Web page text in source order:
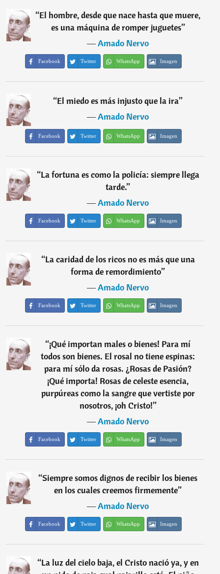
“El hombre, desde que nace hasta que muere,
es una máquina de romper juguetes”
―Amado Nervo
Facebook Twitter WhatsApp Imagen
“El miedo es más injusto que la ira”
―Amado Nervo
Facebook Twitter WhatsApp Imagen
“La fortuna es como la policía: siempre llega
tarde.”
―Amado Nervo
Facebook Twitter WhatsApp Imagen
“La caridad de los ricos no es más que una
forma de remordimiento”
―Amado Nervo
Facebook Twitter WhatsApp Imagen
“¡Qué importan males o bienes! Para mí
todos son bienes. El rosal no tiene espinas:
para mí sólo da rosas. ¿Rosas de Pasión?
¡Qué importa! Rosas de celeste esencia,
purpúreas como la sangre que vertiste por
nosotros, ¡oh Cristo!”
―Amado Nervo
Facebook Twitter WhatsApp Imagen
“Siempre somos dignos de recibir los bienes
en los cuales creemos firmemente”
―Amado Nervo
Facebook Twitter WhatsApp Imagen
“La luz del cielo baja, el Cristo nació ya, y en